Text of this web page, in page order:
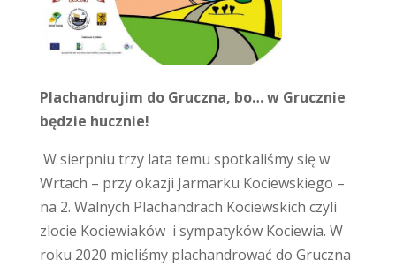
Plachandrujim do Gruczna, bo… w Grucznie
będzie hucznie!
W sierpniu trzy lata temu spotkaliśmy się w
Wrtach – przy okazji Jarmarku Kociewskiego –
na 2. Walnych Plachandrach Kociewskich czyli
zlocie Kociewiaków i sympatyków Kociewia. W
roku 2020 mieliśmy plachandrować do Gruczna